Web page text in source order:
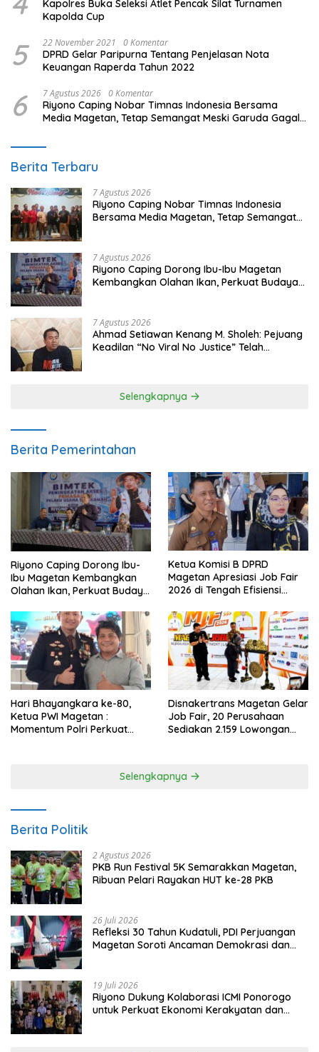
Kapolres Buka Seleksi Atlet Pencak Silat Turnamen
Kapolda Cup
5 22 November 2021 0 Komentar
DPRD Gelar Paripurna Tentang Penjelasan Nota
Keuangan Raperda Tahun 2022
6 7 Agustus 2026 0 Komentar
Riyono Caping Nobar Timnas Indonesia Bersama
Media Magetan, Tetap Semangat Meski Garuda Gagal
Berita Terbaru
7 Agustus 2026
Riyono Caping Nobar Timnas Indonesia
Bersama Media Magetan, Tetap Semangat
7 Agustus 2026
Riyono Caping Dorong Ibu-Ibu Magetan
Kembangkan Olahan Ikan, Perkuat Budaya
7 Agustus 2026
Ahmad Setiawan Kenang M. Sholeh: Pejuang
Keadilan “No Viral No Justice” Telah
Selengkapnya
Berita Pemerintahan
Riyono Caping Dorong Ibu-
Ibu Magetan Kembangkan
Olahan Ikan, Perkuat Budaya
Ketua Komisi B DPRD
Magetan Apresiasi Job Fair
2026 di Tengah Efisiensi
Hari Bhayangkara ke-80,
Ketua PWI Magetan :
Momentum Polri Perkuat
Disnakertrans Magetan Gelar
Job Fair, 20 Perusahaan
Sediakan 2.159 Lowongan
Selengkapnya
Berita Politik
2 Agustus 2026
PKB Run Festival 5K Semarakkan Magetan,
Ribuan Pelari Rayakan HUT ke-28 PKB
26 Juli 2026
Refleksi 30 Tahun Kudatuli, PDI Perjuangan
Magetan Soroti Ancaman Demokrasi dan
19 Juli 2026
Riyono Dukung Kolaborasi ICMI Ponorogo
untuk Perkuat Ekonomi Kerakyatan dan